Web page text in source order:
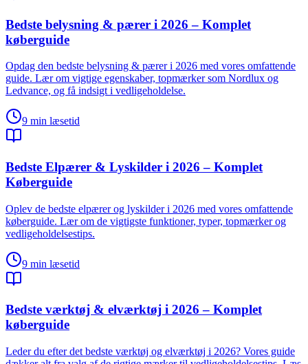
Bedste belysning & pærer i 2026 – Komplet
køberguide
Opdag den bedste belysning & pærer i 2026 med vores omfattende
guide. Lær om vigtige egenskaber, topmærker som Nordlux og
Ledvance, og få indsigt i vedligeholdelse.
9 min læsetid
Bedste Elpærer & Lyskilder i 2026 – Komplet
Køberguide
Oplev de bedste elpærer og lyskilder i 2026 med vores omfattende
køberguide. Lær om de vigtigste funktioner, typer, topmærker og
vedligeholdelsestips.
9 min læsetid
Bedste værktøj & elværktøj i 2026 – Komplet
køberguide
Leder du efter det bedste værktøj og elværktøj i 2026? Vores guide